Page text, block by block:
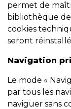
permet de
bibliothèque
cookies
seront
Navigation
Le mode «
par tous les
naviguer sans